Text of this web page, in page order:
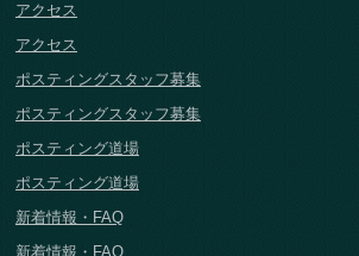
アクセス
アクセス
ポスティングスタッフ募集
ポスティングスタッフ募集
ポスティング道場
ポスティング道場
新着情報・FAQ
新着情報・FAQ